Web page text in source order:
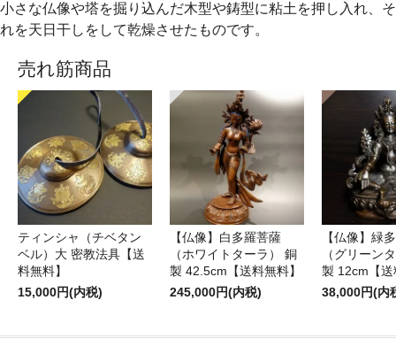
小さな仏像や塔を掘り込んだ木型や鋳型に粘土を押し入れ、そ
れを天日干しをして乾燥させたものです。
売れ筋商品
ティンシャ（チベタン
ベル）大 密教法具【送
料無料】
15,000円(内税)
【仏像】白多羅菩薩
（ホワイトターラ） 銅
製 42.5cm【送料無料】
245,000円(内税)
【仏像】緑
（グリーン
製 12cm【
38,000円(内